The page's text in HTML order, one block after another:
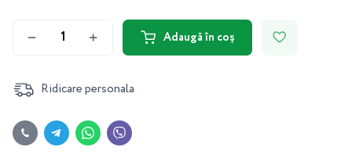
Adaugă în coș
Ridicare personala